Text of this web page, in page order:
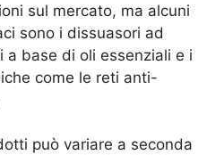
sul mercato, ma alcuni
sono i dissuasori ad
a base di oli essenziali e i
come le reti anti-
può variare a seconda